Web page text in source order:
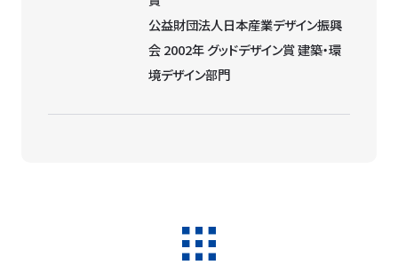
公益財団法人日本産業デザイン振興
会 2002年 グッドデザイン賞 建築・環
境デザイン部門